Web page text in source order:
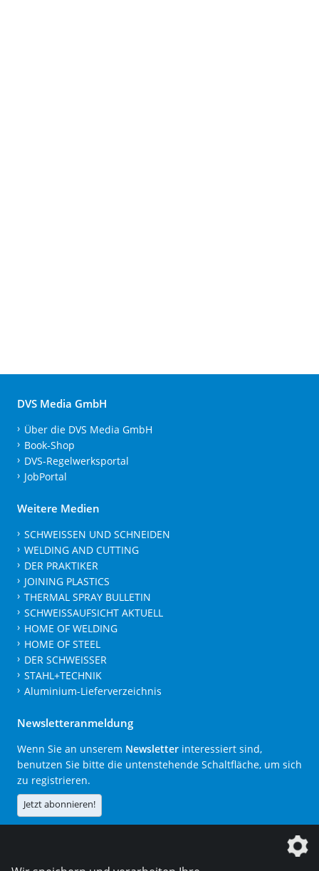
DVS Media GmbH
Über die DVS Media GmbH
Book-Shop
DVS-Regelwerksportal
JobPortal
Weitere Medien
SCHWEISSEN UND SCHNEIDEN
WELDING AND CUTTING
DER PRAKTIKER
JOINING PLASTICS
THERMAL SPRAY BULLETIN
SCHWEISSAUFSICHT AKTUELL
HOME OF WELDING
HOME OF STEEL
DER SCHWEISSER
STAHL+TECHNIK
Aluminium-Lieferverzeichnis
Newsletteranmeldung
Wenn Sie an unserem Newsletter interessiert sind,
benutzen Sie bitte die untenstehende Schaltfläche, um sich
zu registrieren.
Jetzt abonnieren!
Die DVS Media GmbH ist ein Unternehmen der